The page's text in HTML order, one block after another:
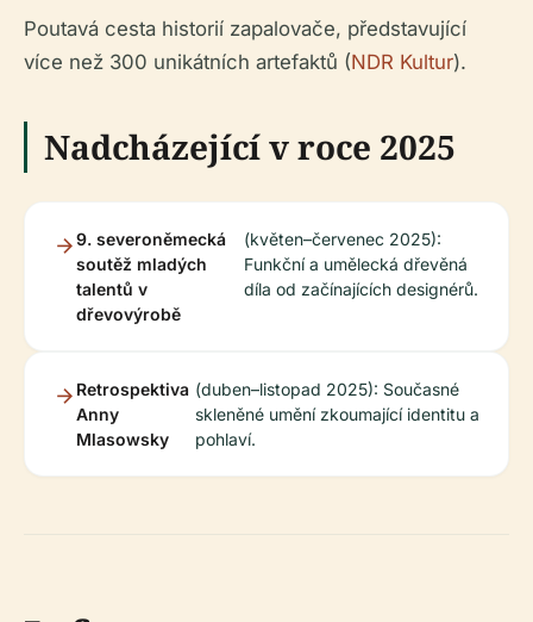
Poutavá cesta historií zapalovače, představující
více než 300 unikátních artefaktů (NDR Kultur).
Nadcházející v roce 2025
9. severoněmecká
soutěž mladých
talentů v
dřevovýrobě
(květen–červenec 2025):
Funkční a umělecká dřevěná
díla od začínajících designérů.
Retrospektiva
Anny
Mlasowsky
(duben–listopad 2025): Současné
skleněné umění zkoumající identitu a
pohlaví.